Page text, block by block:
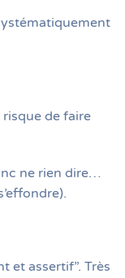
risque de faire
ne rien dire…
et assertif”. Très